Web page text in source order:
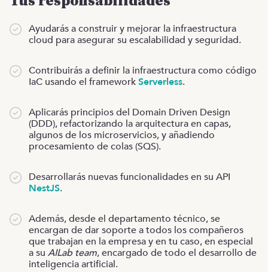
Ayudarás a construir y mejorar la infraestructura
cloud para asegurar su escalabilidad y seguridad.
Contribuirás a definir la infraestructura como código
IaC usando el frameworkServerless.
Aplicarás principios del Domain Driven Design
(DDD), refactorizando la arquitectura en capas,
algunos de los microservicios, y añadiendo
procesamiento de colas (SQS).
Desarrollarás nuevas funcionalidades en su API
NestJS.
Además, desde el departamento técnico, se
encargan de dar soporte a todos los compañeros
que trabajan en la empresa y en tu caso, en especial
a su AILab team, encargado de todo el desarrollo de
inteligencia artificial.